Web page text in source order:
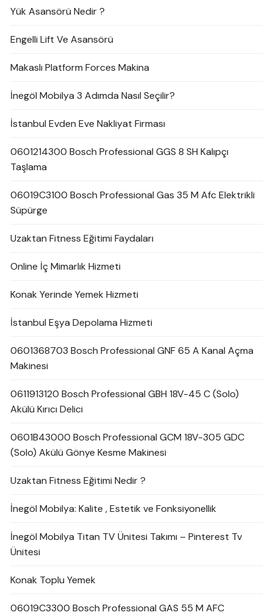
Yük Asansörü Nedir ?
Engelli Lift Ve Asansörü
Makaslı Platform Forces Makina
İnegöl Mobilya 3 Adımda Nasıl Seçilir?
İstanbul Evden Eve Nakliyat Firması
0601214300 Bosch Professional GGS 8 SH Kalıpçı
Taşlama
06019C3100 Bosch Professional Gas 35 M Afc Elektrikli
Süpürge
Uzaktan Fitness Eğitimi Faydaları
Online İç Mimarlık Hizmeti
Konak Yerinde Yemek Hizmeti
İstanbul Eşya Depolama Hizmeti
0601368703 Bosch Professional GNF 65 A Kanal Açma
Makinesi
0611913120 Bosch Professional GBH 18V-45 C (Solo)
Akülü Kırıcı Delici
0601B43000 Bosch Professional GCM 18V-305 GDC
(Solo) Akülü Gönye Kesme Makinesi
Uzaktan Fitness Eğitimi Nedir ?
İnegöl Mobilya: Kalite , Estetik ve Fonksiyonellik
İnegöl Mobilya Titan TV Ünitesi Takımı – Pinterest Tv
Ünitesi
Konak Toplu Yemek
06019C3300 Bosch Professional GAS 55 M AFC